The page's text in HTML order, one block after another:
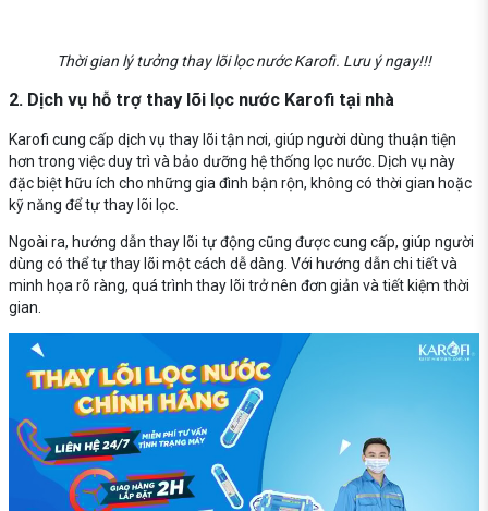
Thời gian lý tưởng thay lõi lọc nước Karofi. Lưu ý ngay!!!
2. Dịch vụ hỗ trợ thay lõi lọc nước Karofi tại nhà
Karofi cung cấp dịch vụ thay lõi tận nơi, giúp người dùng thuận tiện
hơn trong việc duy trì và bảo dưỡng hệ thống lọc nước. Dịch vụ này
đặc biệt hữu ích cho những gia đình bận rộn, không có thời gian hoặc
kỹ năng để tự thay lõi lọc.
Ngoài ra, hướng dẫn thay lõi tự động cũng được cung cấp, giúp người
dùng có thể tự thay lõi một cách dễ dàng. Với hướng dẫn chi tiết và
minh họa rõ ràng, quá trình thay lõi trở nên đơn giản và tiết kiệm thời
gian.